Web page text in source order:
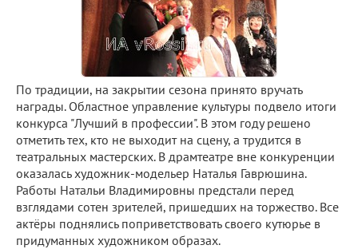
По традиции, на закрытии сезона принято вручать
награды. Областное управление культуры подвело итоги
конкурса "Лучший в профессии". В этом году решено
отметить тех, кто не выходит на сцену, а трудится в
театральных мастерских. В драмтеатре вне конкуренции
оказалась художник-модельер Наталья Гаврюшина.
Работы Натальи Владимировны предстали перед
взглядами сотен зрителей, пришедших на торжество. Все
актёры поднялись поприветствовать своего кутюрье в
придуманных художником образах.